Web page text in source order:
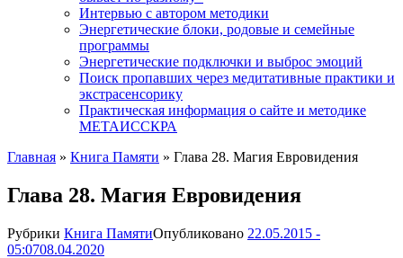
Интервью с автором методики
Энергетические блоки, родовые и семейные
программы
Энергетические подключки и выброс эмоций
Поиск пропавших через медитативные практики и
экстрасенсорику
Практическая информация о сайте и методике
МЕТАИССКРА
Главная » Книга Памяти » Глава 28. Магия Евровидения
Глава 28. Магия Евровидения
Рубрики Книга ПамятиОпубликовано 22.05.2015 -
05:0708.04.2020